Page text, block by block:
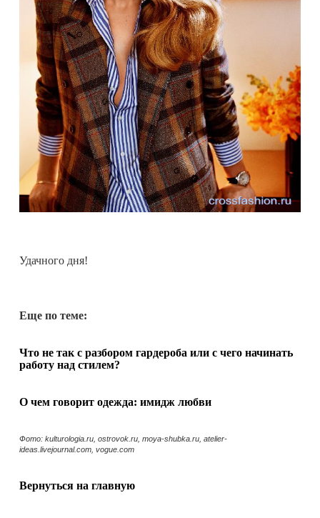
Удачного дня!
Еще по теме:
Что не так с разбором гардероба или с чего начинать
работу над стилем?
О чем говорит одежда: имидж любви
Фото: kulturologia.ru, ostrovok.ru, moya-shubka.ru, atelier-
ideas.livejournal.com, vogue.com
Вернуться на главную